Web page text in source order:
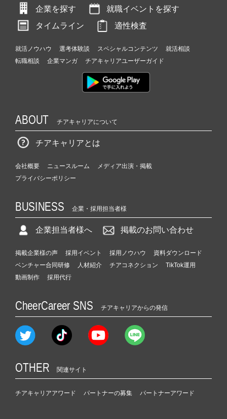
企業を探す
就職イベントを探す
タイムライン
適性検査
就活ノウハウ 選考体験談 スペシャルコンテンツ
就活相談
転職相談
企業マンガ チアキャリアユーザーガイド
ABOUT チアキャリアについて
チアキャリアとは
会社概要 ニュースルーム
メディア出演・掲載
プライバシーポリシー
BUSINESS 企業・採用担当者様
企業担当者様へ 掲載のお問い合わせ
掲載企業様の声 採用イベント 採用ノウハウ
資料ダウンロード
ベンチャー合同研修
人材紹介 チアコネクション
TikTok運用
動画制作
採用代行
CheerCareer SNS チアキャリアからの発信
OTHER 関連サイト
チアキャリアアワード パートナーの募集 パートナーアワード